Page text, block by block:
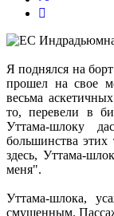
Я поднялся на
прошел на свое
весьма
то, перевели в
Уттама-шлоку
большинства
здесь, Уттама-
меня".
Уттама-шлока,
смущенным.